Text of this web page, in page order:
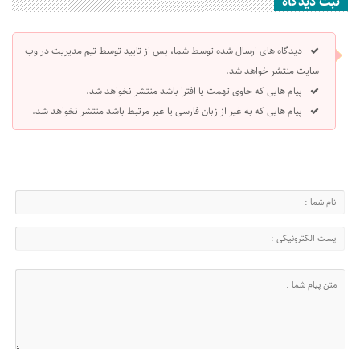
دیدگاه های ارسال شده توسط شما، پس از تایید توسط تیم مدیریت در وب
سایت منتشر خواهد شد.
پیام هایی که حاوی تهمت یا افترا باشد منتشر نخواهد شد.
پیام هایی که به غیر از زبان فارسی یا غیر مرتبط باشد منتشر نخواهد شد.